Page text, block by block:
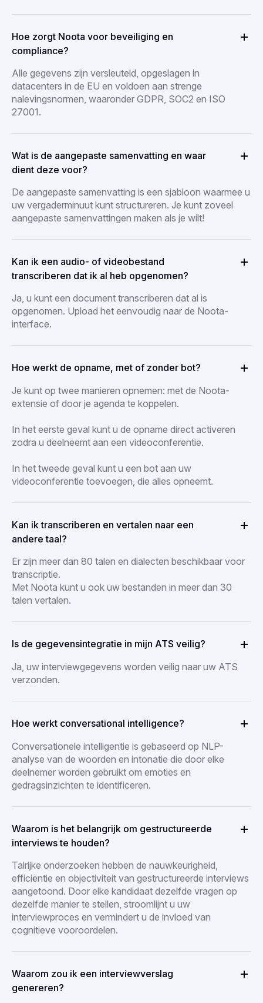
Hoe zorgt Noota voor beveiliging en
compliance?
Alle gegevens zijn versleuteld, opgeslagen in
datacenters in de EU en voldoen aan strenge
nalevingsnormen, waaronder GDPR, SOC2 en ISO
27001.
Wat is de aangepaste samenvatting en waar
dient deze voor?
De aangepaste samenvatting is een sjabloon waarmee u
uw vergaderminuut kunt structureren. Je kunt zoveel
aangepaste samenvattingen maken als je wilt!
Kan ik een audio- of videobestand
transcriberen dat ik al heb opgenomen?
Ja, u kunt een document transcriberen dat al is
opgenomen. Upload het eenvoudig naar de Noota-
interface.
Hoe werkt de opname, met of zonder bot?
Je kunt op twee manieren opnemen: met de Noota-
extensie of door je agenda te koppelen.
In het eerste geval kunt u de opname direct activeren
zodra u deelneemt aan een videoconferentie.
In het tweede geval kunt u een bot aan uw
videoconferentie toevoegen, die alles opneemt.
Kan ik transcriberen en vertalen naar een
andere taal?
Er zijn meer dan 80 talen en dialecten beschikbaar voor
transcriptie.
Met Noota kunt u ook uw bestanden in meer dan 30
talen vertalen.
Is de gegevensintegratie in mijn ATS veilig?
Ja, uw interviewgegevens worden veilig naar uw ATS
verzonden.
Hoe werkt conversational intelligence?
Conversationele intelligentie is gebaseerd op NLP-
analyse van de woorden en intonatie die door elke
deelnemer worden gebruikt om emoties en
gedragsinzichten te identificeren.
Waarom is het belangrijk om gestructureerde
interviews te houden?
Talrijke onderzoeken hebben de nauwkeurigheid,
efficiëntie en objectiviteit van gestructureerde interviews
aangetoond. Door elke kandidaat dezelfde vragen op
dezelfde manier te stellen, stroomlijnt u uw
interviewproces en vermindert u de invloed van
cognitieve vooroordelen.
Waarom zou ik een interviewverslag
genereren?